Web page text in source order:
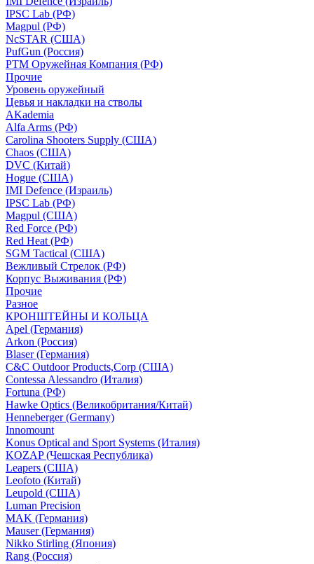
IPSC Lab (РФ)
Magpul (РФ)
NcSTAR (США)
PufGun (Россия)
РТМ Оружейная Компания (РФ)
Прочие
Уровень оружейный
Цевья и накладки на стволы
AKademia
Alfa Arms (РФ)
Carolina Shooters Supply (США)
Chaos (США)
DVC (Китай)
Hogue (США)
IMI Defence (Израиль)
IPSC Lab (РФ)
Magpul (США)
Red Force (РФ)
Red Heat (РФ)
SGM Tactical (США)
Вежливый Стрелок (РФ)
Корпус Выживания (РФ)
Прочие
Разное
КРОНШТЕЙНЫ И КОЛЬЦА
Apel (Германия)
Arkon (Россия)
Blaser (Германия)
C&C Outdoor Products,Corp (США)
Contessa Alessandro (Италия)
Fortuna (РФ)
Hawke Optics (Великобритания/Китай)
Henneberger (Germany)
Innomount
Konus Optical and Sport Systems (Италия)
KOZAP (Чешская Республика)
Leapers (США)
Leofoto (Китай)
Leupold (США)
Luman Precision
MAK (Германия)
Mauser (Германия)
Nikko Stirling (Япония)
Rang (Россия)